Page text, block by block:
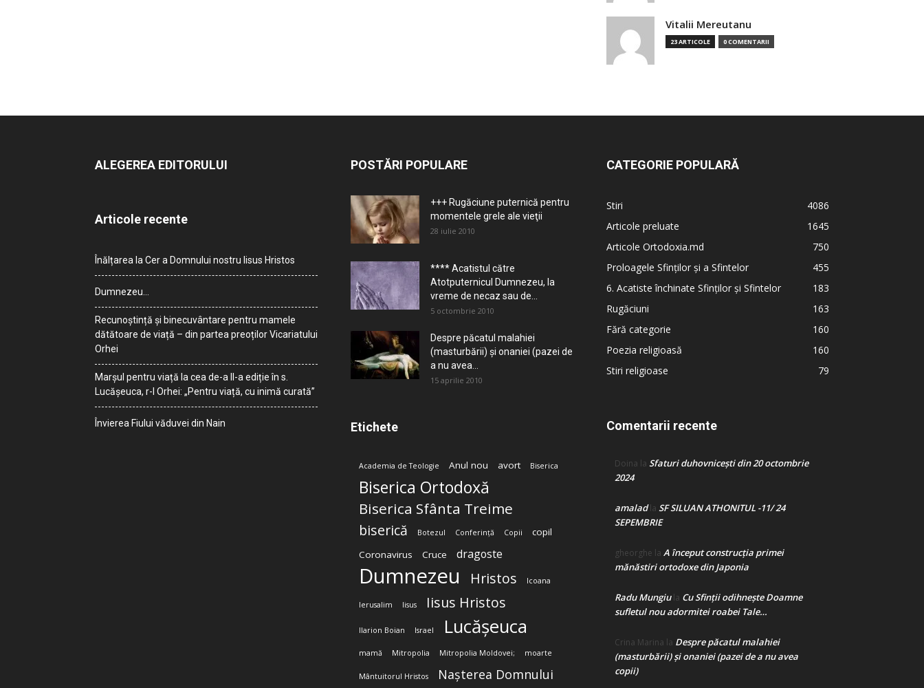
Vitalii Mereutanu
23 ARTICOLE 0 COMENTARII
ALEGEREA EDITORULUI
Articole recente
Înălțarea la Cer a Domnului nostru Iisus Hristos
Dumnezeu…
Recunoștință și binecuvântare pentru mamele
dătătoare de viață – din partea preoților Vicariatului
Orhei
Marșul pentru viață la cea de-a II-a ediție în s.
Lucășeuca, r-l Orhei: „Pentru viață, cu inimă curată”
Învierea Fiului văduvei din Nain
POSTĂRI POPULARE
+++ Rugăciune puternică pentru
momentele grele ale vieţii
28 iulie 2010
**** Acatistul către
Atotputernicul Dumnezeu, la
vreme de necaz sau de...
5 octombrie 2010
Despre păcatul malahiei
(masturbării) şi onaniei (pazei de
a nu avea...
15 aprilie 2010
Etichete
Academia de Teologie Anul nou avort Biserica
Biserica Ortodoxă
Biserica Sfânta Treime
biserică Botezul Conferință Copii
copil
Coronavirus
Cruce dragoste
Dumnezeu Hristos Icoana
Ierusalim Iisus Iisus Hristos
Ilarion Boian Israel Lucășeuca
mamă Mitropolia Mitropolia Moldovei; moarte
Mântuitorul Hristos Nașterea Domnului
CATEGORIE POPULARĂ
Stiri
4086
Articole preluate
1645
Articole Ortodoxia.md
750
Proloagele Sfinților și a Sfintelor
455
6. Acatiste închinate Sfinților și Sfintelor
183
Rugăciuni
163
Fără categorie
160
Poezia religioasă
160
Stiri religioase
79
Comentarii recente
Doina la Sfaturi duhovnicești din 20 octombrie
2024
amaladla SF SILUAN ATHONITUL -11/ 24
SEPEMBRIE
gheorghe la A început construcţia primei
mănăstiri ortodoxe din Japonia
Radu Mungiula Cu Sfinții odihnește Doamne
sufletul nou adormitei roabei Tale…
Crina Marina la Despre păcatul malahiei
(masturbării) şi onaniei (pazei de a nu avea
copii)